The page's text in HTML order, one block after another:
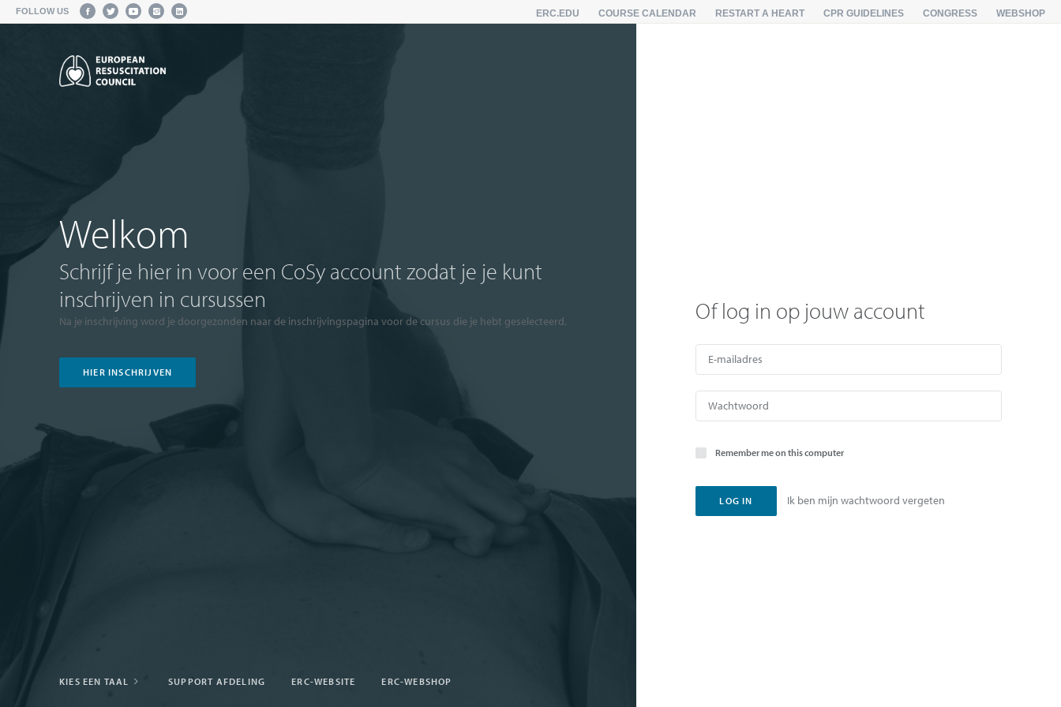
FOLLOW US ERC.EDU COURSE CALENDAR RESTART A HEART CPR GUIDELINES CONGRESS WEBSHOP
Welkom
Schrijf je hier in voor een CoSy account zodat je je kunt
inschrijven in cursussen
Na je inschrijving word je doorgezonden naar de inschrijvingspagina voor de cursus die je hebt geselecteerd.
HIER INSCHRIJVEN
KIES EEN TAAL SUPPORT AFDELING ERC-WEBSITE ERC-WEBSHOP
Of log in op jouw account
Remember me on this computer
Ik ben mijn wachtwoord vergeten